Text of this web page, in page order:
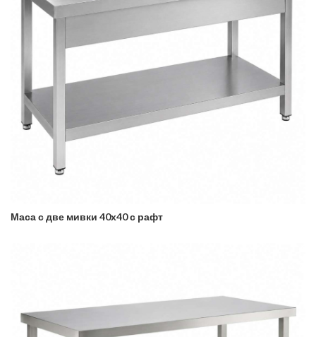
Маса с две мивки 40х40 с рафт